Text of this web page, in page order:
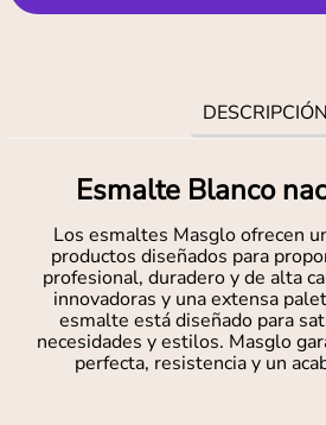
DESCRIPCIÓN
Esmalte Blanco
Los esmaltes Masglo ofrecen
productos diseñados para
profesional, duradero y de alta
innovadoras y una extensa
esmalte está diseñado para
necesidades y estilos. Masglo
perfecta, resistencia y un